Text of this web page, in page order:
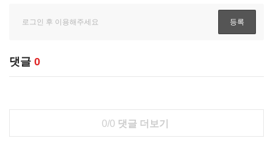
댓글 0
0/0 댓글 더보기